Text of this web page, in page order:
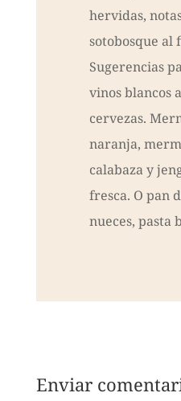
hervidas,
sotobosque al
Sugerencias
vinos blancos
cervezas.
naranja,
calabaza y
fresca. O pan
nueces, pasta
Enviar